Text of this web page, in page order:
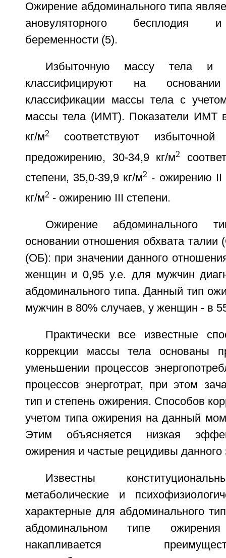
Ожирение абдоминального типа
ановуляторного бесплодия
беременности (5).
Избыточную массу тела и
классифицируют на
классификации массы тела с
массы тела (ИМТ). Показатели ИМТ
кг/м2
соответствуют
предожирению, 30-34,9 кг/м2
степени, 35,0-39,9 кг/м2 - ожирению II
кг/м2 - ожирению III степени.
Ожирение абдоминального
основании отношения обхвата талии
(ОБ): при значении данного
женщин и 0,95 у.е. для мужчин
абдоминального типа. Данный тип
мужчин в 80% случаев, у женщин - в
Практически все известные
коррекции массы тела основаны
уменьшении процессов
процессов энерготрат, при этом
тип и степень ожирения. Способов
учетом типа ожирения на данный
Этим объясняется низкая
ожирения и частые рецидивы данного
Известны
метаболические и
характерные для абдоминального
абдоминальном типе
накапливается